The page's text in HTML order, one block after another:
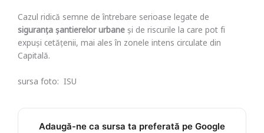
Cazul ridică semne de întrebare serioase legate de
siguranța șantierelor urbane și de riscurile la care pot fi
expuși cetățenii, mai ales în zonele intens circulate din
Capitală.
sursa foto: ISU
Adaugă-ne ca sursa ta preferată pe Google